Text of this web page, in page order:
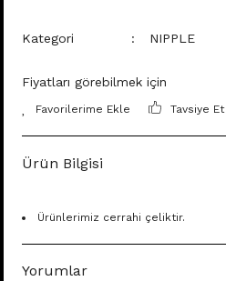
Kategori NIPPLE
Fiyatları görebilmek için
Tavsiye Et
Ürün Bilgisi
Ürünlerimiz cerrahi çeliktir.
Yorumlar